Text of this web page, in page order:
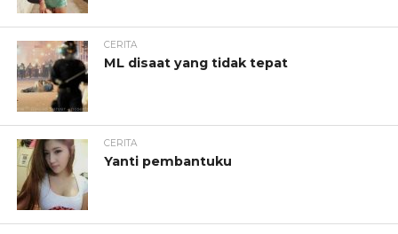
CERITA
ML disaat yang tidak tepat
CERITA
Yanti pembantuku